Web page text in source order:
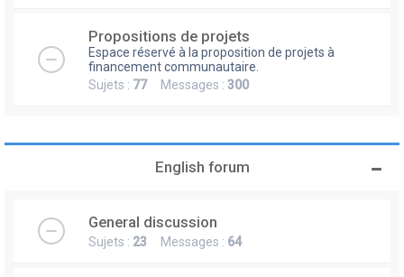
Propositions de projets
Espace réservé à la proposition de projets à
financement communautaire.
Sujets : 77Messages : 300
English forum
General discussion
Sujets : 23 Messages : 64